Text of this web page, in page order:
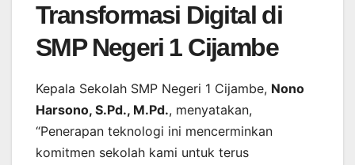
Transformasi Digital di
SMP Negeri 1 Cijambe
Kepala Sekolah SMP Negeri 1 Cijambe, Nono
Harsono, S.Pd., M.Pd., menyatakan,
“Penerapan teknologi ini mencerminkan
komitmen sekolah kami untuk terus